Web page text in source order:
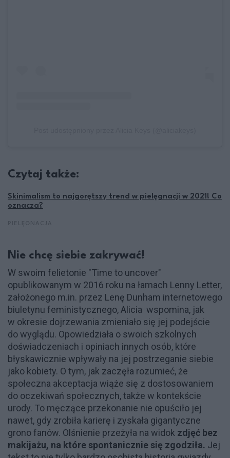
Czytaj także:
Skinimalism to najgorętszy trend w pielęgnacji w 2021! Co
oznacza?
Nie chcę siebie zakrywać!
W swoim felietonie "Time to uncover"
opublikowanym w 2016 roku na łamach Lenny Letter,
założonego m.in. przez Lenę Dunham internetowego
biuletynu feministycznego, Alicia wspomina, jak
w okresie dojrzewania zmieniało się jej podejście
do wyglądu. Opowiedziała o swoich szkolnych
doświadczeniach i opiniach innych osób, które
błyskawicznie wpływały na jej postrzeganie siebie
jako kobiety. O tym, jak zaczęła rozumieć, że
społeczna akceptacja wiąże się z dostosowaniem
do oczekiwań społecznych, także w kontekście
urody. To męczące przekonanie nie opuściło jej
nawet, gdy zrobiła karierę i zyskała gigantyczne
grono fanów. Olśnienie przeżyła na widok zdjęć bez
makijażu, na które spontanicznie się zgodziła. Jej